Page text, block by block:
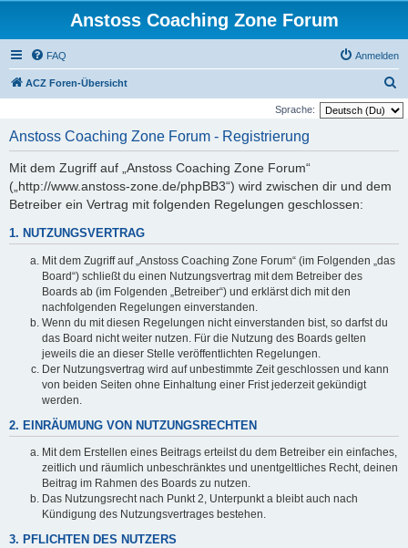
Anstoss Coaching Zone Forum
FAQ Anmelden
ACZ Foren-Übersicht
u
Sprache:
Anstoss Coaching Zone Forum - Registrierung
Mit dem Zugriff auf „Anstoss Coaching Zone Forum“
(„http://www.anstoss-zone.de/phpBB3“) wird zwischen dir und dem
Betreiber ein Vertrag mit folgenden Regelungen geschlossen:
1. NUTZUNGSVERTRAG
Mit dem Zugriff auf „Anstoss Coaching Zone Forum“ (im Folgenden „das
Board“) schließt du einen Nutzungsvertrag mit dem Betreiber des
Boards ab (im Folgenden „Betreiber“) und erklärst dich mit den
nachfolgenden Regelungen einverstanden.
Wenn du mit diesen Regelungen nicht einverstanden bist, so darfst du
das Board nicht weiter nutzen. Für die Nutzung des Boards gelten
jeweils die an dieser Stelle veröffentlichten Regelungen.
Der Nutzungsvertrag wird auf unbestimmte Zeit geschlossen und kann
von beiden Seiten ohne Einhaltung einer Frist jederzeit gekündigt
werden.
2. EINRÄUMUNG VON NUTZUNGSRECHTEN
Mit dem Erstellen eines Beitrags erteilst du dem Betreiber ein einfaches,
zeitlich und räumlich unbeschränktes und unentgeltliches Recht, deinen
Beitrag im Rahmen des Boards zu nutzen.
Das Nutzungsrecht nach Punkt 2, Unterpunkt a bleibt auch nach
Kündigung des Nutzungsvertrages bestehen.
3. PFLICHTEN DES NUTZERS